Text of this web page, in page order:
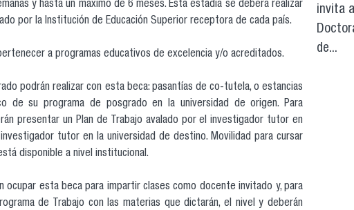
y hasta un máximo de 6 meses. Esta estadía se deberá realizar
por la Institución de Educación Superior receptora de cada país.
a programas educativos de excelencia y/o acreditados.
podrán realizar con esta beca: pasantías de co-tutela, o estancias
de su programa de posgrado en la universidad de origen. Para
presentar un Plan de Trabajo avalado por el investigador tutor en
tutor en la universidad de destino. Movilidad para cursar
disponible a nivel institucional.
ocupar esta beca para impartir clases como docente invitado y, para
de Trabajo con las materias que dictarán, el nivel y deberán
invita
de...